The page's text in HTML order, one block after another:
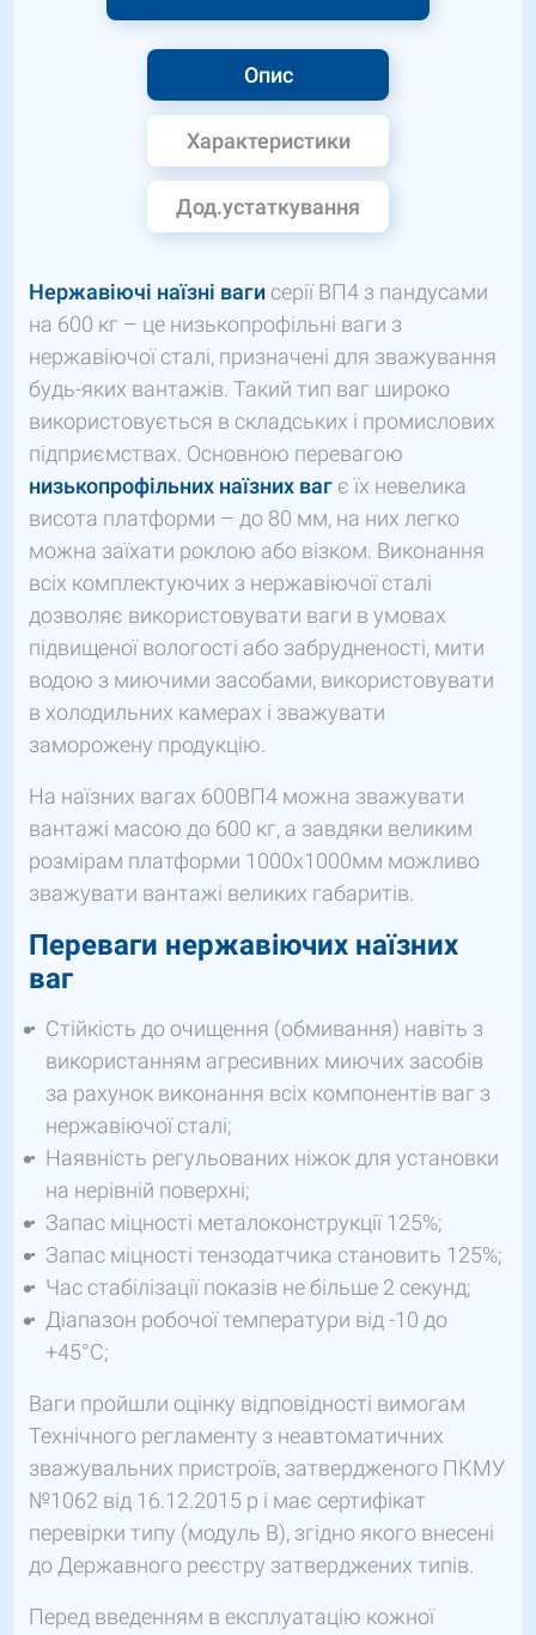
Опис
Характеристики
Дод.устаткування
Нержавіючі наїзні ваги серії ВП4 з пандусами
на 600 кг – це низькопрофільні ваги з
нержавіючої сталі, призначені для зважування
будь-яких вантажів. Такий тип ваг широко
використовується в складських і промислових
підприємствах. Основною перевагою
низькопрофільних наїзних ваг є їх невелика
висота платформи – до 80 мм, на них легко
можна заїхати роклою або візком. Виконання
всіх комплектуючих з нержавіючої сталі
дозволяє використовувати ваги в умовах
підвищеної вологості або забрудненості, мити
водою з миючими засобами, використовувати
в холодильних камерах і зважувати
заморожену продукцію.
На наїзних вагах 600ВП4 можна зважувати
вантажі масою до 600 кг, а завдяки великим
розмірам платформи 1000х1000мм можливо
зважувати вантажі великих габаритів.
Переваги нержавіючих наїзних
ваг
Стійкість до очищення (обмивання) навіть з
використанням агресивних миючих засобів
за рахунок виконання всіх компонентів ваг з
нержавіючої сталі;
Наявність регульованих ніжок для установки
на нерівній поверхні;
Запас міцності металоконструкції 125%;
Запас міцності тензодатчика становить 125%;
Час стабілізації показів не більше 2 секунд;
Діапазон робочої температури від -10 до
+45°C;
Ваги пройшли оцінку відповідності вимогам
Технічного регламенту з неавтоматичних
зважувальних пристроїв, затвердженого ПКМУ
№1062 від 16.12.2015 р і має сертифікат
перевірки типу (модуль В), згідно якого внесені
до Державного реєстру затверджених типів.
Перед введенням в експлуатацію кожної